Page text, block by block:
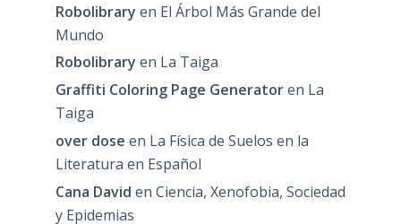
Robolibrary en El Árbol Más Grande del
Mundo
Robolibrary en La Taiga
Graffiti Coloring Page Generatoren La
Taiga
over dose en La Física de Suelos en la
Literatura en Español
Cana David en Ciencia, Xenofobia, Sociedad
y Epidemias